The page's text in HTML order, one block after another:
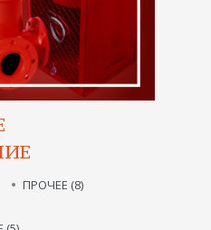
ПРОЧЕЕ (8)